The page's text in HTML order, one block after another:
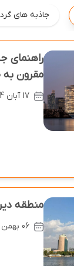
جاذبه های
مقرون ‌به‌
17 آبان 1404
منطقه
06 بهمن 1403